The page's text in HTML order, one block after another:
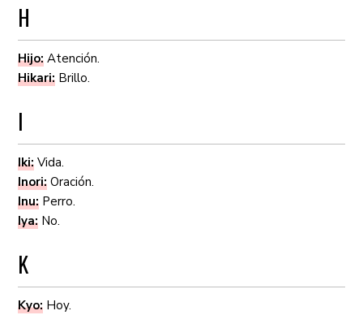
H
Hijo: Atención.
Hikari: Brillo.
I
Iki: Vida.
Inori: Oración.
Inu: Perro.
Iya: No.
K
Kyo: Hoy.